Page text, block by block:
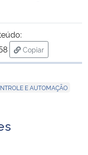
Copiar
para área de
E AUTOMAÇÃO